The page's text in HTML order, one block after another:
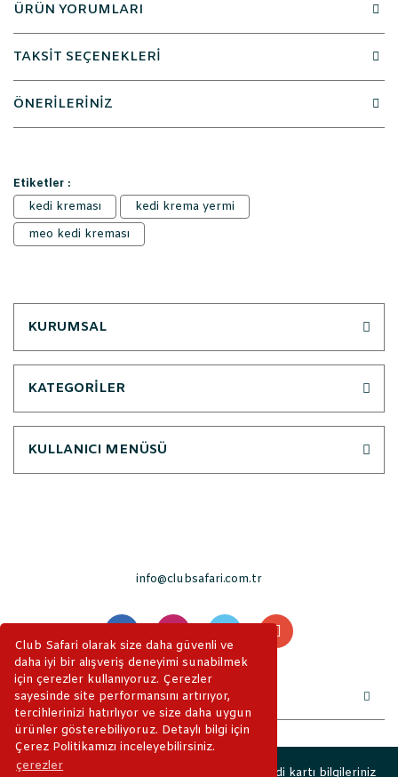
Club Safari olarak size daha güvenli ve
daha iyi bir alışveriş deneyimi sunabilmek
için çerezler kullanıyoruz. Çerezler
sayesinde site performansını artırıyor,
tercihlerinizi hatırlıyor ve size daha uygun
ürünler gösterebiliyoruz. Detaylı bilgi için
Çerez Politikamızı inceleyebilirsiniz.
çerezler
ÜRÜN YORUMLARI
TAKSİT SEÇENEKLERİ
ÖNERİLERİNİZ
Etiketler :
kedi kreması
kedi krema yermi
meo kedi kreması
KURUMSAL
KATEGORİLER
KULLANICI MENÜSÜ
info@clubsafari.com.tr
2019 © ClubSafari. Tüm Hakları Saklıdır. Kredi kartı bilgileriniz